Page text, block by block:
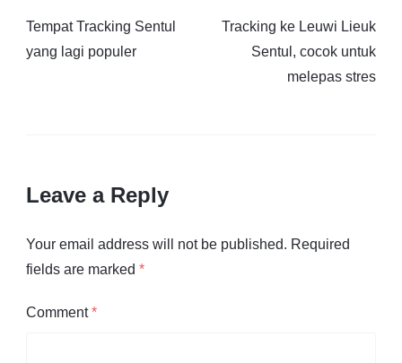
Tempat Tracking Sentul
yang lagi populer
Tracking ke Leuwi Lieuk
Sentul, cocok untuk
melepas stres
Leave a Reply
Your email address will not be published. Required
fields are marked *
Comment*